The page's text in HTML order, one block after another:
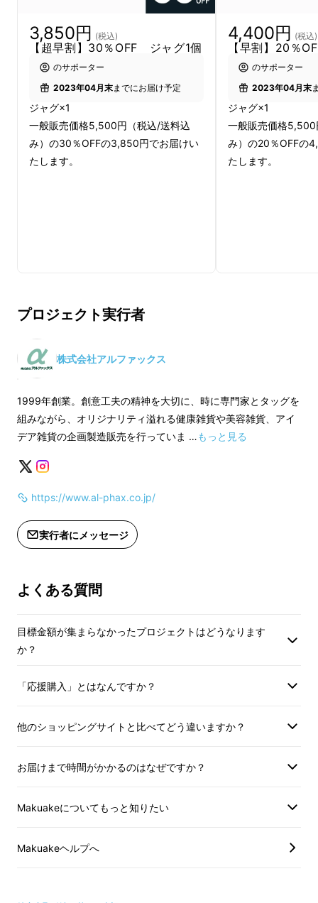
3,850円 (税込)
【超早割】30％OFF ジャグ1個
のサポーター
2023年04月末までにお届け予定
ジャグ×1
一般販売価格5,500円（税込/送料込
み）の30％OFFの3,850円でお届けい
たします。
4,400円 (税込)
【早割】20％
のサポーター
2023年04月末
ジャグ×1
一般販売価格
み）の20％OFFの
たします。
プロジェクト実行者
株式会社アルファックス
1999年創業。創意工夫の精神を大切に、時に専門家とタッグを
組みながら、オリジナリティ溢れる健康雑貨や美容雑貨、アイ
デア雑貨の企画製造販売を行っていま …もっと見る
https://www.al-phax.co.jp/
実行者にメッセージ
よくある質問
目標金額が集まらなかったプロジェクトはどうなります
か？
「応援購入」とはなんですか？
他のショッピングサイトと比べてどう違いますか？
お届けまで時間がかかるのはなぜですか？
Makuakeについてもっと知りたい
Makuakeヘルプへ